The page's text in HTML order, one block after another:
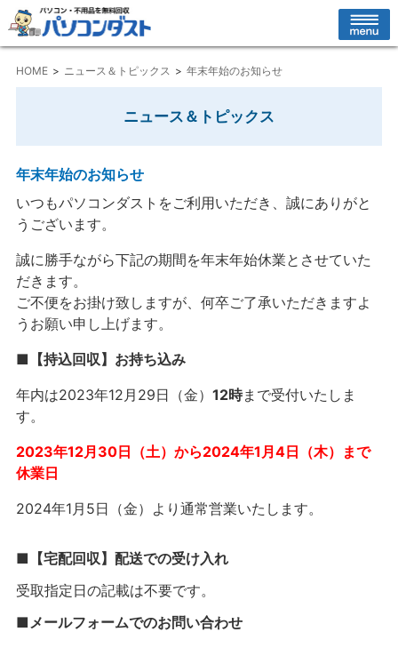
HOME ニュース＆トピックス 年末年始のお知らせ
ニュース＆トピックス
年末年始のお知らせ
いつもパソコンダストをご利用いただき、誠にありがと
うございます。
誠に勝手ながら下記の期間を年末年始休業とさせていた
だきます。
ご不便をお掛け致しますが、何卒ご了承いただきますよ
うお願い申し上げます。
■【持込回収】お持ち込み
年内は2023年12月29日（金） 12時まで受付いたしま
す。
2023年12月30日（土）から2024年1月4日（木）まで
休業日
2024年1月5日（金）より通常営業いたします。
■【宅配回収】配送での受け入れ
受取指定日の記載は不要です。
■メールフォームでのお問い合わせ